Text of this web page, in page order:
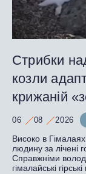
Стрибки
козли
крижаній
06 08 2026
Високо в
людину за лічені
Справжніми
гімалайські